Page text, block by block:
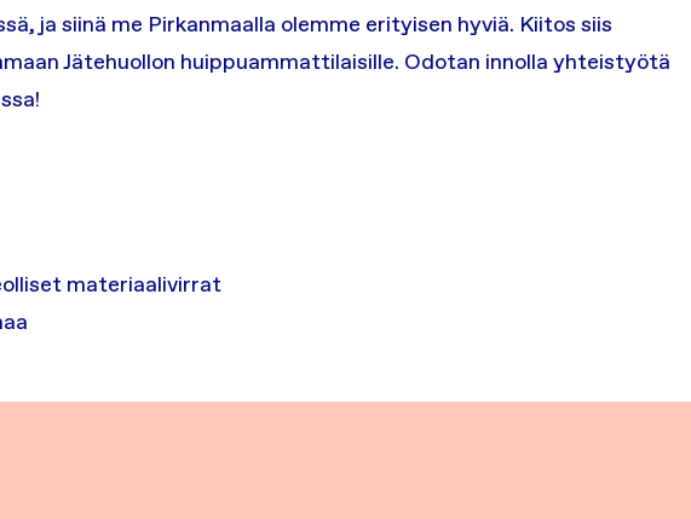
ja siinä me Pirkanmaalla olemme erityisen hyviä. Kiitos siis
Jätehuollon huippuammattilaisille. Odotan innolla yhteistyötä
materiaalivirrat